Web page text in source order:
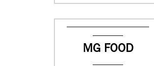
MG FOOD